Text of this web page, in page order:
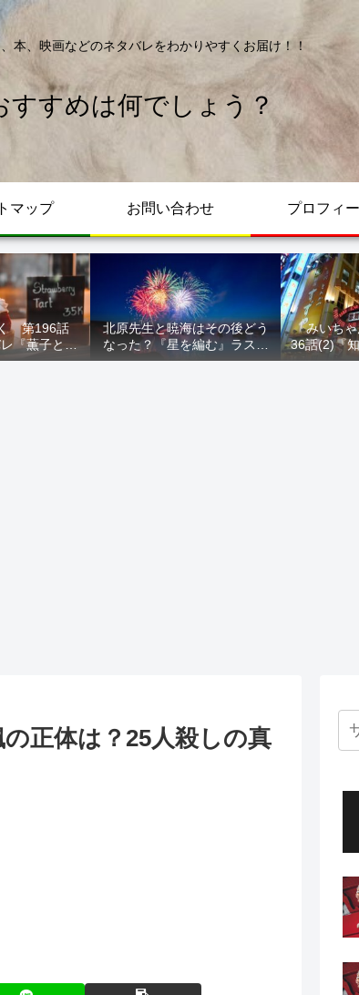
本、映画などのネタバレをわかりやすくお届け！！
すすめは何でしょう？
マップ お問い合わせ プロフィ
く 第196話
『薫子とま
北原先生と暁海はその後どう
なった？『星を編む』ラスト
をネタバレ解説
『みいち
36話(2)『
らない』
正体は？25人殺しの真